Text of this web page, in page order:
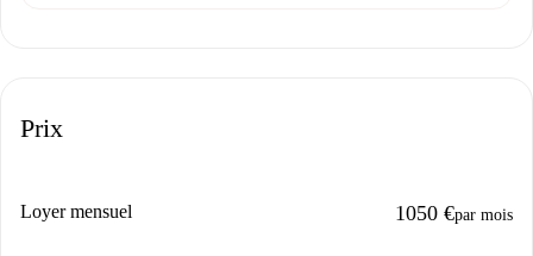
Prix
Loyer mensuel 1050 €par mois